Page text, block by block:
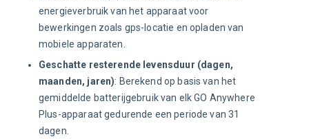
energieverbruik van het apparaat voor
bewerkingen zoals gps-locatie en opladen van
mobiele apparaten.
Geschatte resterende levensduur (dagen,
maanden, jaren): Berekend op basis van het
gemiddelde batterijgebruik van elk GO Anywhere
Plus-apparaat gedurende een periode van 31
dagen.